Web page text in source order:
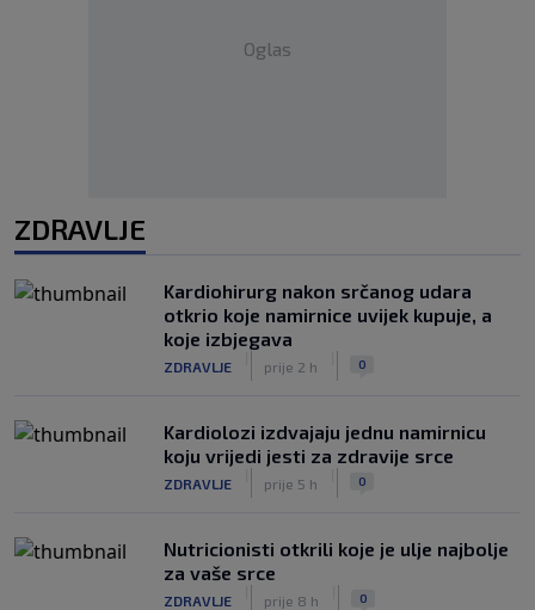
Oglas
ZDRAVLJE
Kardiohirurg nakon srčanog udara
otkrio koje namirnice uvijek kupuje, a
koje izbjegava
ZDRAVLJE prije 2 h 0
Kardiolozi izdvajaju jednu namirnicu
koju vrijedi jesti za zdravije srce
ZDRAVLJE prije 5 h 0
Nutricionisti otkrili koje je ulje najbolje
za vaše srce
ZDRAVLJE prije 8 h 0